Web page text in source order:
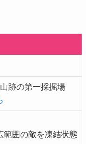
跡の第一採掘場
範囲の敵を凍結状態